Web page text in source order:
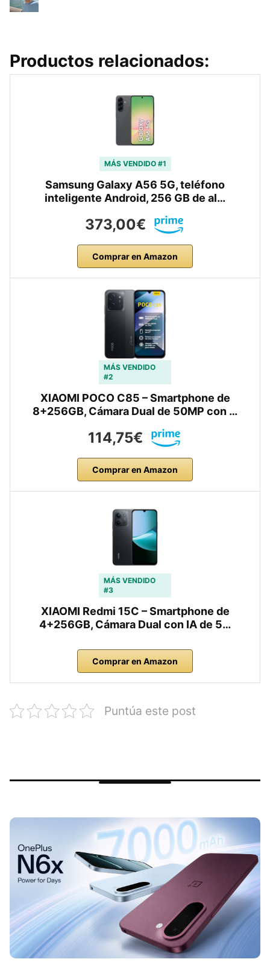
Productos relacionados:
MÁS VENDIDO #1
Samsung Galaxy A56 5G, teléfono
inteligente Android, 256 GB de al…
373,00€
Comprar en Amazon
MÁS VENDIDO
#2
XIAOMI POCO C85 – Smartphone de
8+256GB, Cámara Dual de 50MP con …
114,75€
Comprar en Amazon
MÁS VENDIDO
#3
XIAOMI Redmi 15C – Smartphone de
4+256GB, Cámara Dual con IA de 5…
Comprar en Amazon
Puntúa este post